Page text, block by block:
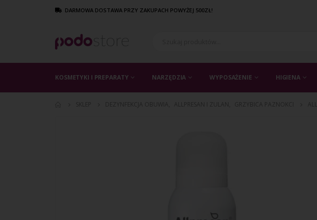
DARMOWA DOSTAWA PRZY ZAKUPACH POWYŻEJ 500ZŁ!
KOSMETYKI I PREPARATY NARZĘDZIA WYPOSAŻENIE HIGIENA